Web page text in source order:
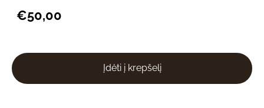
€50,00
Įdėti į krepšelį